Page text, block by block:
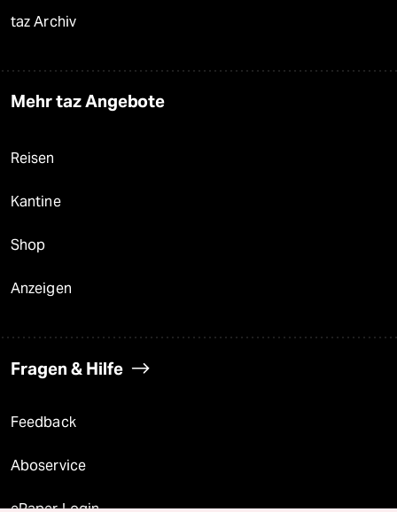
taz Archiv
Mehr taz Angebote
Reisen
Kantine
Shop
Anzeigen
Fragen & Hilfe
Feedback
Aboservice